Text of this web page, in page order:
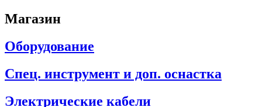
Магазин
Оборудование
Спец. инструмент и доп. оснастка
Электрические кабели